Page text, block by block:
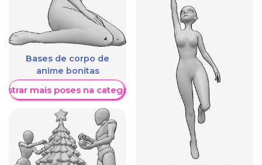
Bases de corpo de
anime bonitas
mais poses na categoria